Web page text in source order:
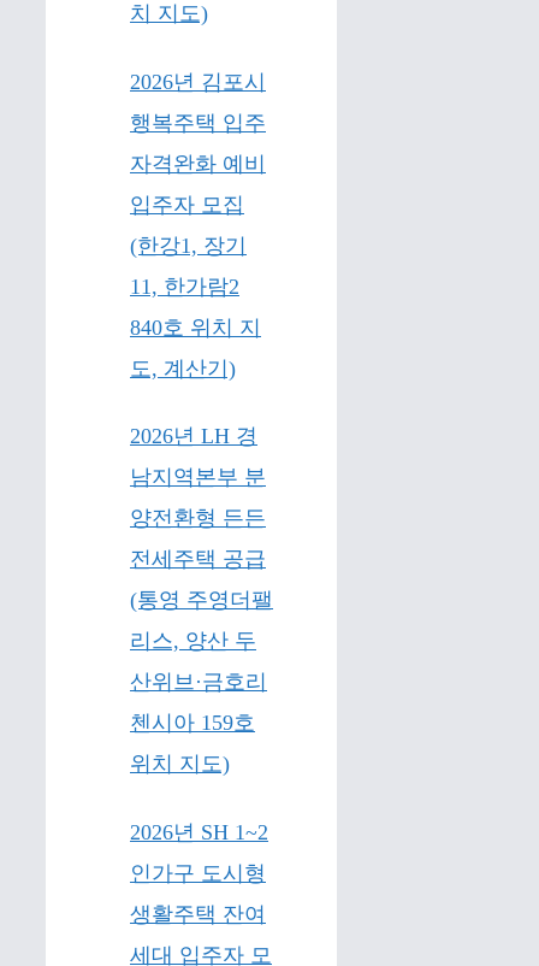
치 지도)
2026년 김포시
행복주택 입주
자격완화 예비
입주자 모집
(한강1, 장기
11, 한가람2
840호 위치 지
도, 계산기)
2026년 LH 경
남지역본부 분
양전환형 든든
전세주택 공급
(통영 주영더팰
리스, 양산 두
산위브·금호리
첸시아 159호
위치 지도)
2026년 SH 1~2
인가구 도시형
생활주택 잔여
세대 입주자 모